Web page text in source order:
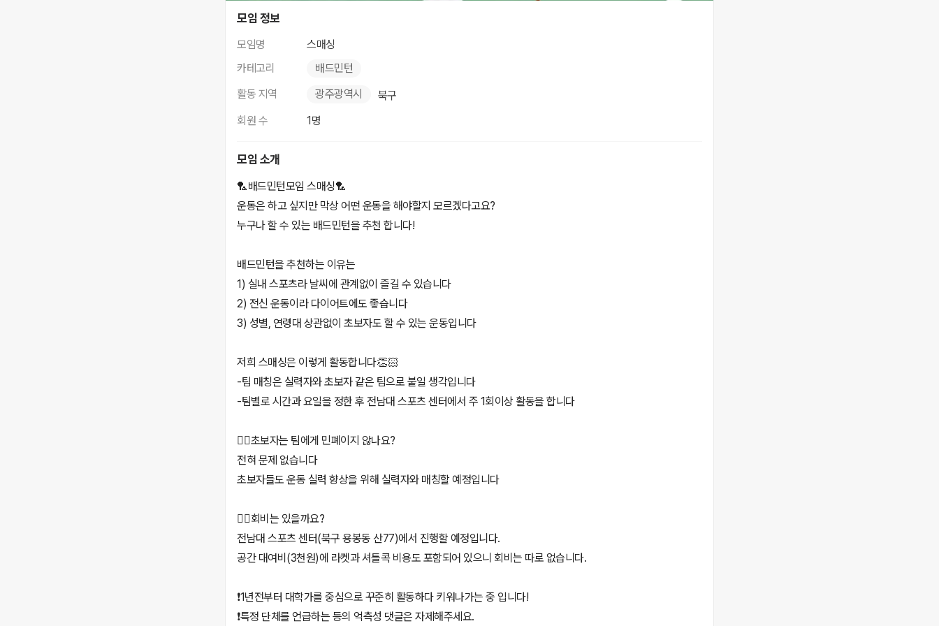
모임 정보
모임명
스매싱
카테고리
배드민턴
활동 지역
광주광역시
북구
회원 수
1명
모임 소개
🏸배드민턴모임 스매싱🏸
운동은 하고 싶지만 막상 어떤 운동을 해야할지 모르겠다고요?
누구나 할 수 있는 배드민턴을 추천 합니다!
배드민턴을 추천하는 이유는
1) 실내 스포츠라 날씨에 관계없이 즐길 수 있습니다
2) 전신 운동이라 다이어트에도 좋습니다
3) 성별, 연령대 상관없이 초보자도 할 수 있는 운동입니다
저희 스매싱은 이렇게 활동합니다👏🏻
-팀 매칭은 실력자와 초보자 같은 팀으로 붙일 생각입니다
-팀별로 시간과 요일을 정한 후 전남대 스포츠 센터에서 주 1회이상 활동을 합니다
🙋‍♂️초보자는 팀에게 민폐이지 않나요?
전혀 문제 없습니다
초보자들도 운동 실력 향상을 위해 실력자와 매칭할 예정입니다
🙋‍♂️회비는 있을까요?
전남대 스포츠 센터(북구 용봉동 산77)에서 진행할 예정입니다.
공간 대여비(3천원)에 라켓과 셔틀콕 비용도 포함되어 있으니 회비는 따로 없습니다.
❗️1년전부터 대학가를 중심으로 꾸준히 활동하다 키워나가는 중 입니다!
❗️특정 단체를 언급하는 등의 억측성 댓글은 자제해주세요.